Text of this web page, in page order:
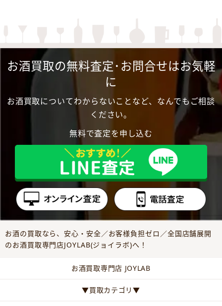
お酒買取の無料査定･お問合せはお気軽
に
お酒買取についてわからないことなど、なんでもご相談
ください。
無料で査定を申し込む
お酒の買取なら、安心・安全／お客様負担ゼロ／全国店舗展開
のお酒買取専門店JOYLAB(ジョイラボ)へ！
お酒買取専門店 JOYLAB
▼買取カテゴリ▼